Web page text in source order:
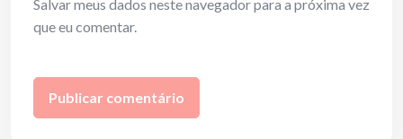
Salvar meus dados neste navegador para a próxima vez
que eu comentar.